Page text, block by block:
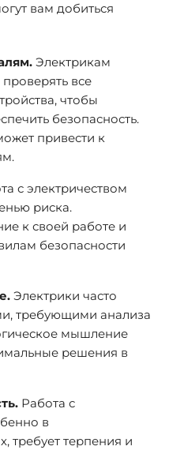
вам добиться
Электрикам
все
чтобы
безопасность.
привести к
с электричеством
риска.
к своей работе и
безопасности
Электрики часто
требующими анализа
мышление
решения в
Работа с
в
требует терпения и